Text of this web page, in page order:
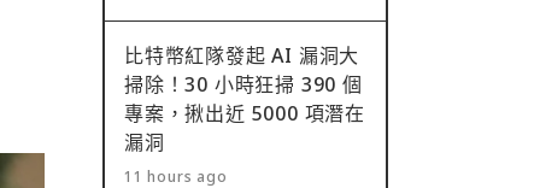
比特幣紅隊發起 AI 漏洞大
掃除！30 小時狂掃 390 個
專案，揪出近 5000 項潛在
漏洞
11 hours ago